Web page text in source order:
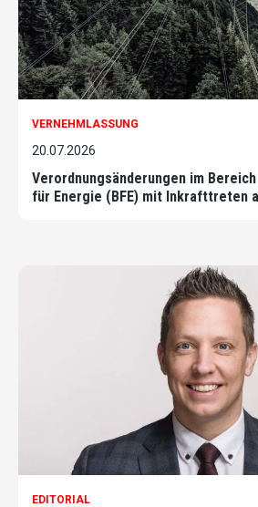
VERNEHMLASSUNG
20.07.2026
Verordnungsänderungen im
für Energie (BFE) mit Inkrafttreten
EDITORIAL